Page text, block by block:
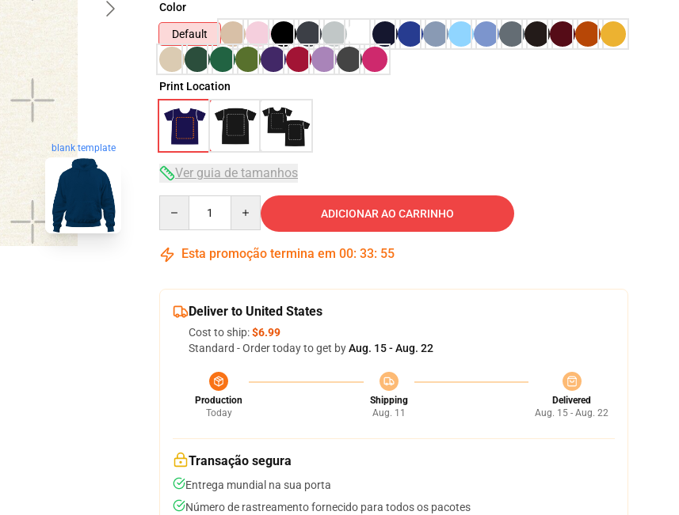
blank template
Color
Default
Print Location
Ver guia de tamanhos
ADICIONAR AO CARRINHO
Esta promoção termina em 00: 33: 54
Deliver to United States
Cost to ship:$6.99
Standard - Order today to get byAug. 15 - Aug. 22
Production
Today
Shipping
Aug. 11
Delivered
Aug. 15 - Aug. 22
Transação segura
Entrega mundial na sua porta
Número de rastreamento fornecido para todos os pacotes